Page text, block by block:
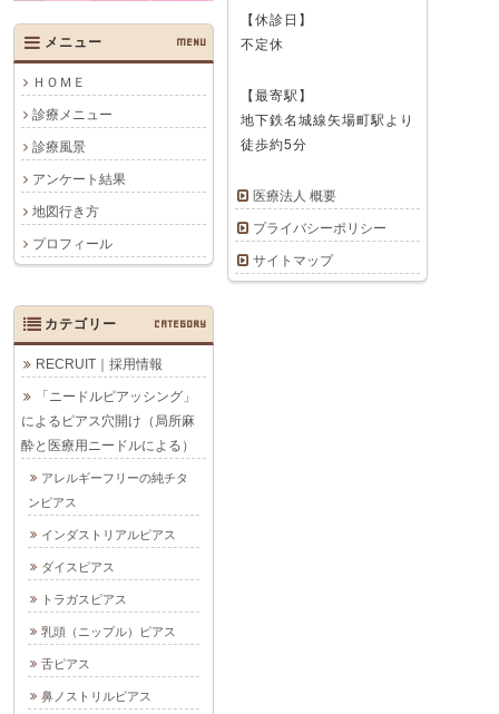
メニュー MENU
ＨＯＭＥ
診療メニュー
診療風景
アンケート結果
地図行き方
プロフィール
【休診日】
不定休
【最寄駅】
地下鉄名城線矢場町駅より
徒歩約5分
医療法人 概要
プライバシーポリシー
サイトマップ
カテゴリー CATEGORY
RECRUIT｜採用情報
「ニードルピアッシング」
によるピアス穴開け（局所麻
酔と医療用ニードルによる）
アレルギーフリーの純チタ
ンピアス
インダストリアルピアス
ダイスピアス
トラガスピアス
乳頭（ニップル）ピアス
舌ピアス
鼻ノストリルピアス